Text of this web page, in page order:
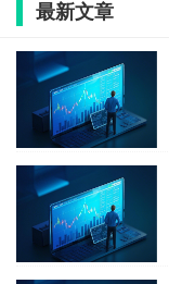
最新文章